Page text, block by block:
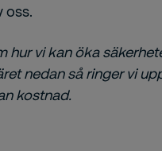
oss.
hur vi kan öka
nedan så ringer vi
kostnad.